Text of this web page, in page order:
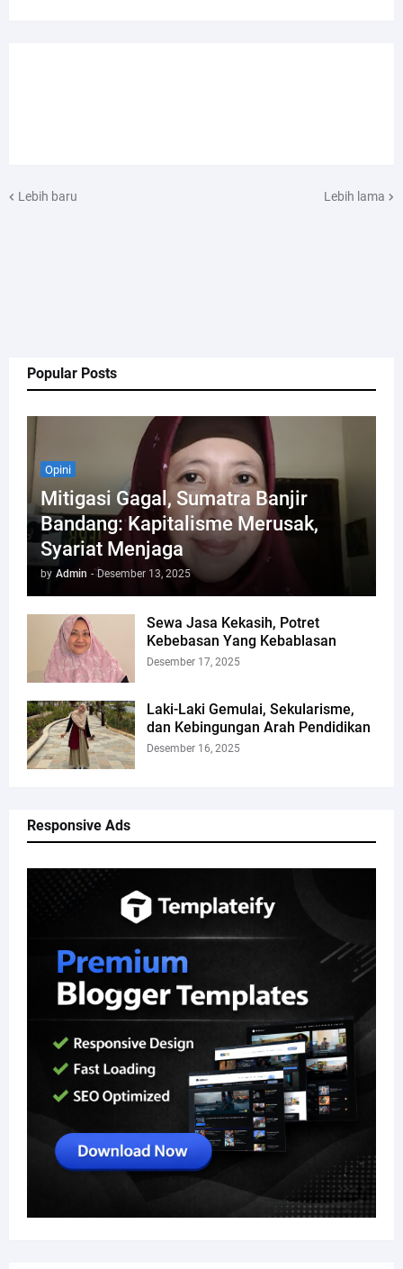
Popular Posts
Opini
Mitigasi Gagal, Sumatra Banjir
Bandang: Kapitalisme Merusak,
Syariat Menjaga
by Admin - Desember 13, 2025
Sewa Jasa Kekasih, Potret
Kebebasan Yang Kebablasan
Desember 17, 2025
Laki-Laki Gemulai, Sekularisme,
dan Kebingungan Arah Pendidikan
Desember 16, 2025
Responsive Ads
Lebih baru Lebih lama